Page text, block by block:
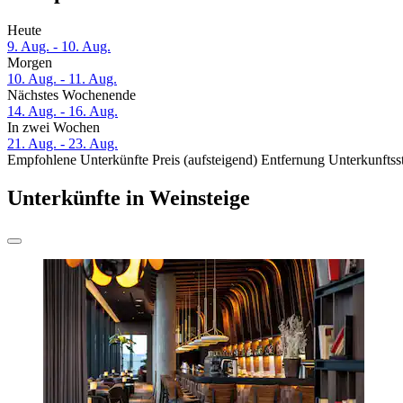
Heute
9. Aug. - 10. Aug.
Morgen
10. Aug. - 11. Aug.
Nächstes Wochenende
14. Aug. - 16. Aug.
In zwei Wochen
21. Aug. - 23. Aug.
Empfohlene Unterkünfte Preis (aufsteigend) Entfernung
Unterkünfte in Weinsteige